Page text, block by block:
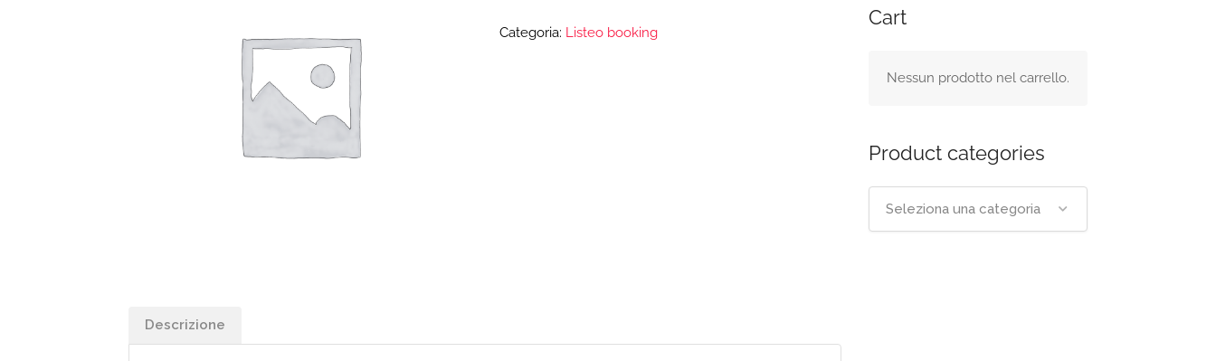
Categoria: Listeo booking
Descrizione
Cart
Nessun prodotto nel carrello.
Product categories
Seleziona una categoria